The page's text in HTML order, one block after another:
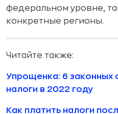
федеральном уровне,
конкретные регионы.
Читайте также:
Упрощенка: 6 законных
налоги в 2022 году
Как платить налоги